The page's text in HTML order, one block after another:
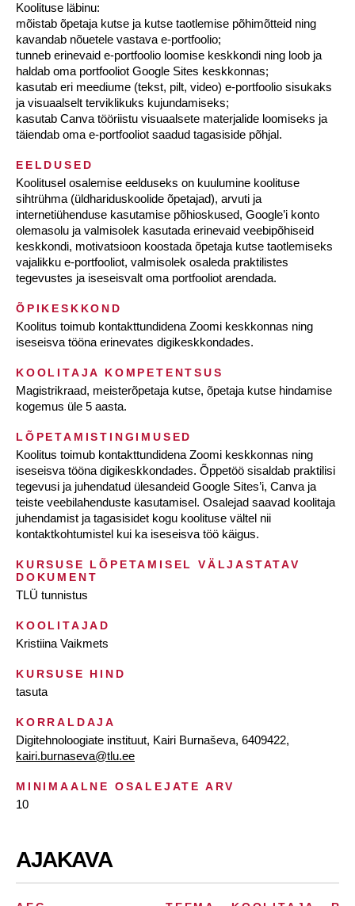
Koolituse läbinu:
mõistab õpetaja kutse ja kutse taotlemise põhimõtteid ning
kavandab nõuetele vastava e-portfoolio;
tunneb erinevaid e-portfoolio loomise keskkondi ning loob ja
haldab oma portfooliot Google Sites keskkonnas;
kasutab eri meediume (tekst, pilt, video) e-portfoolio sisukaks
ja visuaalselt terviklikuks kujundamiseks;
kasutab Canva tööriistu visuaalsete materjalide loomiseks ja
täiendab oma e-portfooliot saadud tagasiside põhjal.
EELDUSED
Koolitusel osalemise eelduseks on kuulumine koolituse
sihtrühma (üldhariduskoolide õpetajad), arvuti ja
internetiühenduse kasutamise põhioskused, Google’i konto
olemasolu ja valmisolek kasutada erinevaid veebipõhiseid
keskkondi, motivatsioon koostada õpetaja kutse taotlemiseks
vajalikku e-portfooliot, valmisolek osaleda praktilistes
tegevustes ja iseseisvalt oma portfooliot arendada.
ÕPIKESKKOND
Koolitus toimub kontakttundidena Zoomi keskkonnas ning
iseseisva tööna erinevates digikeskkondades.
KOOLITAJA KOMPETENTSUS
Magistrikraad, meisterõpetaja kutse, õpetaja kutse hindamise
kogemus üle 5 aasta.
LÕPETAMISTINGIMUSED
Koolitus toimub kontakttundidena Zoomi keskkonnas ning
iseseisva tööna digikeskkondades. Õppetöö sisaldab praktilisi
tegevusi ja juhendatud ülesandeid Google Sites’i, Canva ja
teiste veebilahenduste kasutamisel. Osalejad saavad koolitaja
juhendamist ja tagasisidet kogu koolituse vältel nii
kontaktkohtumistel kui ka iseseisva töö käigus.
KURSUSE LÕPETAMISEL VÄLJASTATAV
DOKUMENT
TLÜ tunnistus
KOOLITAJAD
Kristiina Vaikmets
KURSUSE HIND
tasuta
KORRALDAJA
Digitehnoloogiate instituut, Kairi Burnaševa, 6409422,
kairi.burnaseva@tlu.ee
MINIMAALNE OSALEJATE ARV
10
AJAKAVA